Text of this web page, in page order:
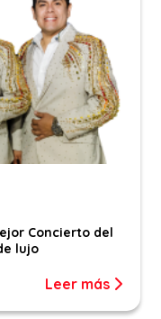
Concierto del
lujo
Leer más